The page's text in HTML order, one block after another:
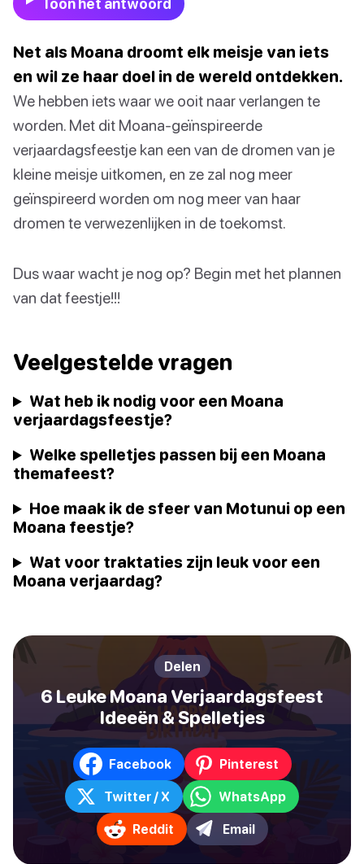
Toon het antwoord
Net als Moana droomt elk meisje van iets
en wil ze haar doel in de wereld ontdekken.
We hebben iets waar we ooit naar verlangen te
worden. Met dit Moana-geïnspireerde
verjaardagsfeestje kan een van de dromen van je
kleine meisje uitkomen, en ze zal nog meer
geïnspireerd worden om nog meer van haar
dromen te verwezenlijken in de toekomst.
Dus waar wacht je nog op? Begin met het plannen
van dat feestje!!!
Veelgestelde vragen
Wat heb ik nodig voor een Moana
verjaardagsfeestje?
Welke spelletjes passen bij een Moana
themafeest?
Hoe maak ik de sfeer van Motunui op een
Moana feestje?
Wat voor traktaties zijn leuk voor een
Moana verjaardag?
Delen
6 Leuke Moana Verjaardagsfeest
Ideeën & Spelletjes
Facebook Pinterest
Twitter / X WhatsApp
Reddit Email